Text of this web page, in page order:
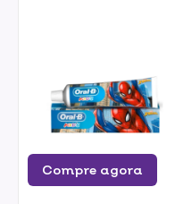
Compre agora